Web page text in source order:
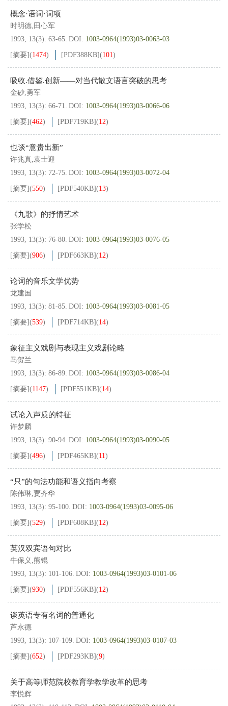
概念·语词·词项
时明德,田心军
1993, 13(3): 63-65. DOI: 1003-0964(1993)03-0063-03
[摘要](1474) [PDF388KB](101)
吸收.借鉴.创新——对当代散文语言突破的思考
金砂,勇军
1993, 13(3): 66-71. DOI: 1003-0964(1993)03-0066-06
[摘要](462) [PDF719KB](12)
也谈“意贵出新”
许兆真,袁士迎
1993, 13(3): 72-75. DOI: 1003-0964(1993)03-0072-04
[摘要](550) [PDF540KB](13)
《九歌》的抒情艺术
张学松
1993, 13(3): 76-80. DOI: 1003-0964(1993)03-0076-05
[摘要](906) [PDF663KB](12)
论词的音乐文学优势
龙建国
1993, 13(3): 81-85. DOI: 1003-0964(1993)03-0081-05
[摘要](539) [PDF714KB](14)
象征主义戏剧与表现主义戏剧论略
马贺兰
1993, 13(3): 86-89. DOI: 1003-0964(1993)03-0086-04
[摘要](1147) [PDF551KB](14)
试论入声质的特征
许梦麟
1993, 13(3): 90-94. DOI: 1003-0964(1993)03-0090-05
[摘要](496) [PDF465KB](11)
“只”的句法功能和语义指向考察
陈伟琳,贾齐华
1993, 13(3): 95-100. DOI: 1003-0964(1993)03-0095-06
[摘要](529) [PDF608KB](12)
英汉双宾语句对比
牛保义,熊锟
1993, 13(3): 101-106. DOI: 1003-0964(1993)03-0101-06
[摘要](930) [PDF556KB](12)
谈英语专有名词的普通化
芦永德
1993, 13(3): 107-109. DOI: 1003-0964(1993)03-0107-03
[摘要](652) [PDF293KB](9)
关于高等师范院校教育学教学改革的思考
李悦辉